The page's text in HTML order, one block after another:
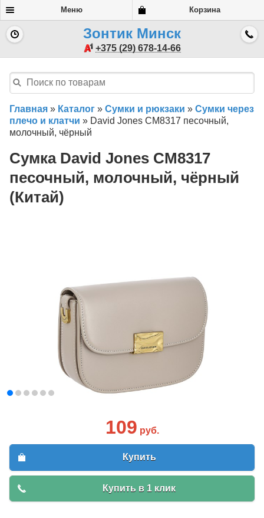
Меню Корзина
Зонтик Минск
+375 (29) 678-14-66
Главная » Каталог » Сумки и рюкзаки » Сумки через
плечо и клатчи » David Jones CM8317 песочный,
молочный, чёрный
Сумка David Jones CM8317
песочный, молочный, чёрный
(Китай)
109 руб.
Купить
Купить в 1 клик